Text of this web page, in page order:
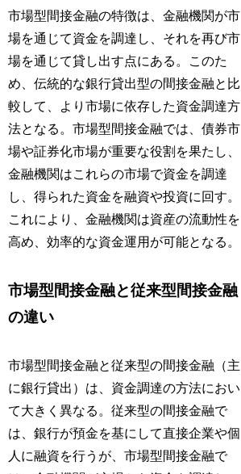
市場型間接金融の特徴は、金融機関が市
場を通じて資金を調達し、それを再び市
場を通じて貸し出す点にある。このた
め、伝統的な銀行貸出型の間接金融と比
較して、より市場に依存した資金調達方
法となる。市場型間接金融では、債券市
場や証券化市場が重要な役割を果たし、
金融機関はこれらの市場で資金を調達
し、得られた資金を融資や投資に回す。
これにより、金融機関は資産の流動性を
高め、効率的な資金運用が可能となる。
市場型間接金融と従来型間接金融
の違い
市場型間接金融と従来型の間接金融（主
に銀行貸出）は、資金調達の方法におい
て大きく異なる。従来型の間接金融で
は、銀行が預金を基にして直接企業や個
人に融資を行うが、市場型間接金融で